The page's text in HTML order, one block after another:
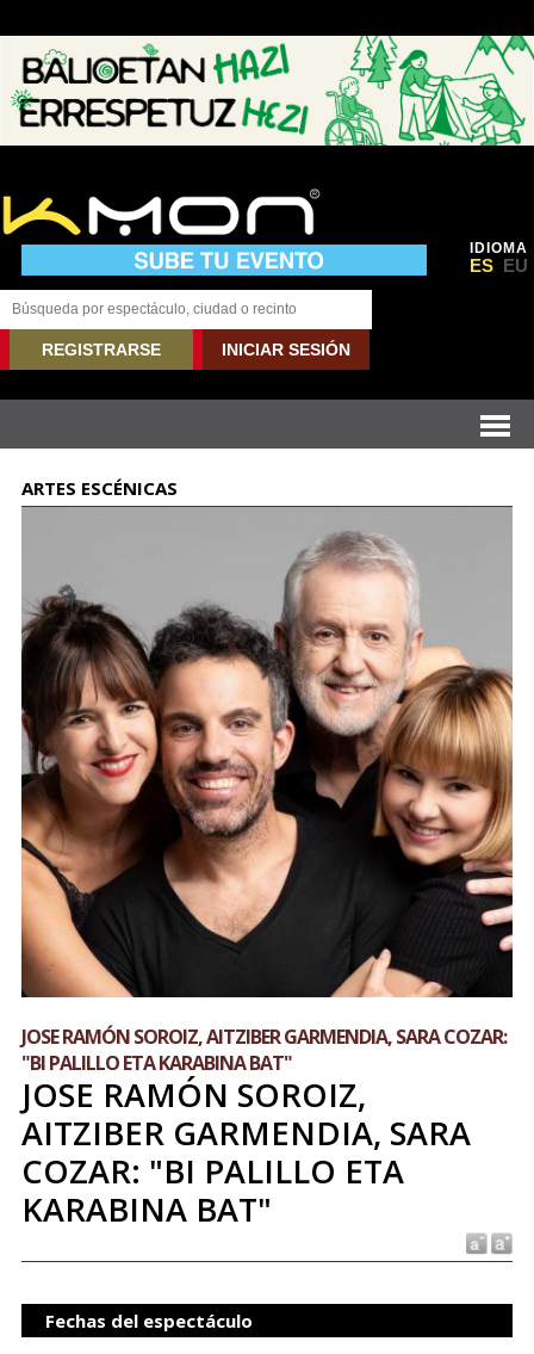
IDIOMA
ES EU
REGISTRARSE INICIAR SESIÓN
ARTES ESCÉNICAS
JOSE RAMÓN SOROIZ, AITZIBER GARMENDIA, SARA COZAR:
"BI PALILLO ETA KARABINA BAT"
JOSE RAMÓN SOROIZ,
AITZIBER GARMENDIA, SARA
COZAR: "BI PALILLO ETA
KARABINA BAT"
Fechas del espectáculo